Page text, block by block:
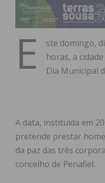
E
ste domingo,
horas, a
Dia Municipal
A data, instituída em
pretende prestar
da paz das três
concelho de Penafiel.